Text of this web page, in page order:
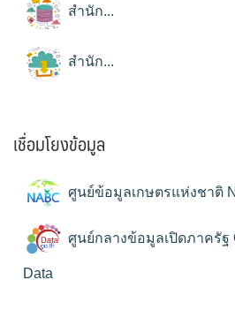
สำนัก...
สำนัก...
เชื่อมโยงข้อมูล
ศูนย์ข้อมูลเกษตรแห่งชาติ
ศูนย์กลางข้อมูลเปิดภาครัฐ
Data